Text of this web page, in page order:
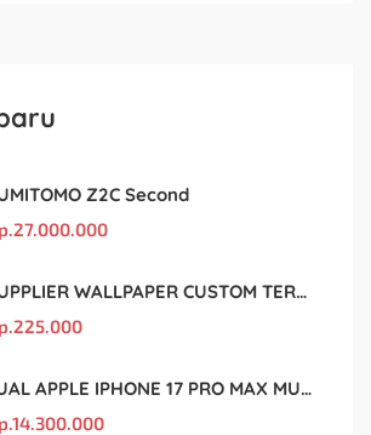
Z2C Second
27.000.000
SUPPLIER WALLPAPER CUSTOM TERBAIK MALANG
225.000
JUAL APPLE IPHONE 17 PRO MAX MURAH DAN ORIGINAL
14.300.000